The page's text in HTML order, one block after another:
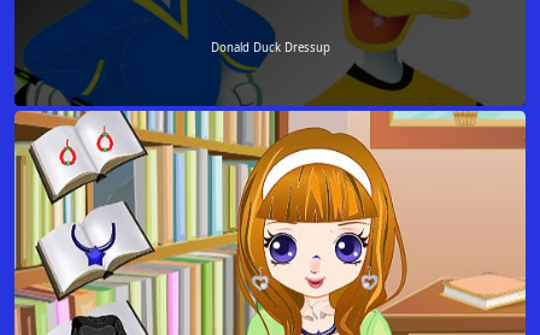
Donald Duck Dressup